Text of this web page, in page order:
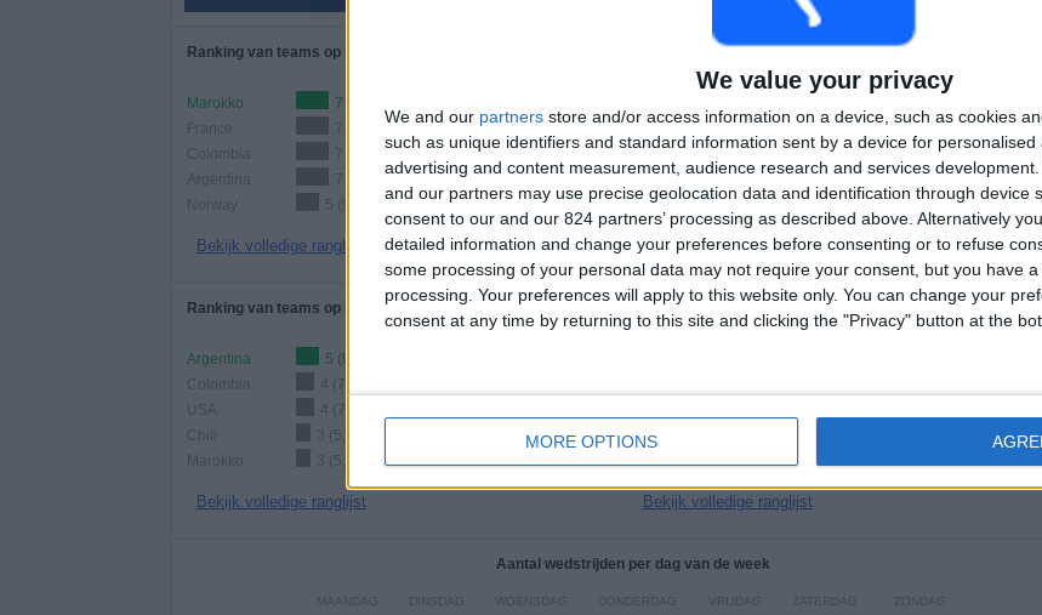
We value your privacy
We and our partners store and/or access information on a device, such as cookies
such as unique identifiers and standard information sent by a device for personalised
advertising and content measurement, audience research and services development.
and our partners may use precise geolocation data and identification through device
consent to our and our 824 partners’ processing as described above. Alternatively
detailed information and change your preferences before consenting or to refuse
some processing of your personal data may not require your consent, but you have
processing. Your preferences will apply to this website only. You can change your
consent at any time by returning to this site and clicking the "Privacy" button at the
MORE OPTIONS
Ranking van teams op basis van aantal wedstrijden
Marokko
7 (13,46%)
France
7 (13,46%)
Colombia
7 (13,46%)
Argentina
7 (13,46%)
Norway
5 (9,62%)
Bekijk volledige ranglijst
Ranking van teams op basis van aantal open wedstrijden
7 (13,46%)
Argentina
Norway
Bekijk volledige ranglijst
Ranking van teams op basis van aantal thuiswedstrijden
Argentina
5 (9,62%)
Colombia
4 (7,69%)
USA
4 (7,69%)
Chili
3 (5,77%)
Marokko
3 (5,77%)
Bekijk volledige ranglijst
Ranking van teams op basis van aantal uitwedstrijden
Colombia
Norway
3 (5,77%)
Bekijk volledige ranglijst
Aantal wedstrijden per dag van de week
MAANDAG DINSDAG WOENSDAG DONDERDAG VRIJDAG ZATERDAG ZONDAG